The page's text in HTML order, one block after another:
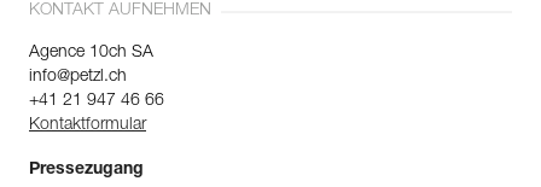
KONTAKT AUFNEHMEN
Agence 10ch SA
info@petzl.ch
+41 21 947 46 66
Kontaktformular
Pressezugang